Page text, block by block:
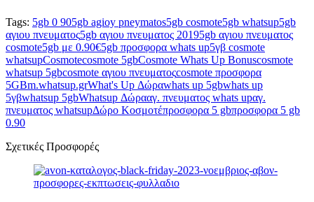
Tags: 5gb 0 905gb agioy pneymatos5gb cosmote5gb whatsup5gb
αγιου πνευματος5gb αγιου πνευματος 20195gb αγιου πνευματος
cosmote5gb με 0.90€5gb προσφορα whats up5γβ cosmote
whatsupCosmotecosmote 5gbCosmote Whats Up Bonuscosmote
whatsup 5gbcosmote αγιου πνευματοςcosmote προσφορα
5GBm.whatsup.grWhat's Up Δώραwhats up 5gbwhats up
5γβwhatsup 5gbWhatsup Δώρααγ. πνευματος whats upαγ.
πνευματος whatsupΔώρο Κοσμοτέπροσφορα 5 gbπροσφορα 5 gb
0.90
Σχετικές Προσφορές